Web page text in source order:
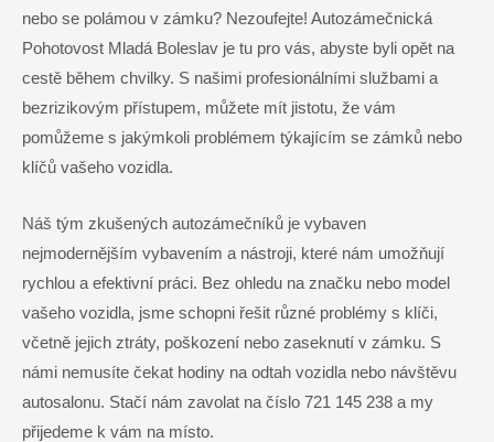
nebo se polámou v zámku? Nezoufejte! Autozámečnická
Pohotovost Mladá Boleslav je tu pro vás, abyste byli opět na
cestě během chvilky. S našimi profesionálními službami a
bezrizikovým přístupem, můžete mít jistotu, že vám
pomůžeme s jakýmkoli problémem týkajícím se zámků nebo
klíčů vašeho vozidla.
Náš tým zkušených autozámečníků je vybaven
nejmodernějším vybavením a nástroji, které nám umožňují
rychlou a efektivní práci. Bez ohledu na značku nebo model
vašeho vozidla, jsme schopni řešit různé problémy s klíči,
včetně jejich ztráty, poškození nebo zaseknutí v zámku. S
námi nemusíte čekat hodiny na odtah vozidla nebo návštěvu
autosalonu. Stačí nám zavolat na číslo 721 145 238 a my
přijedeme k vám na místo.